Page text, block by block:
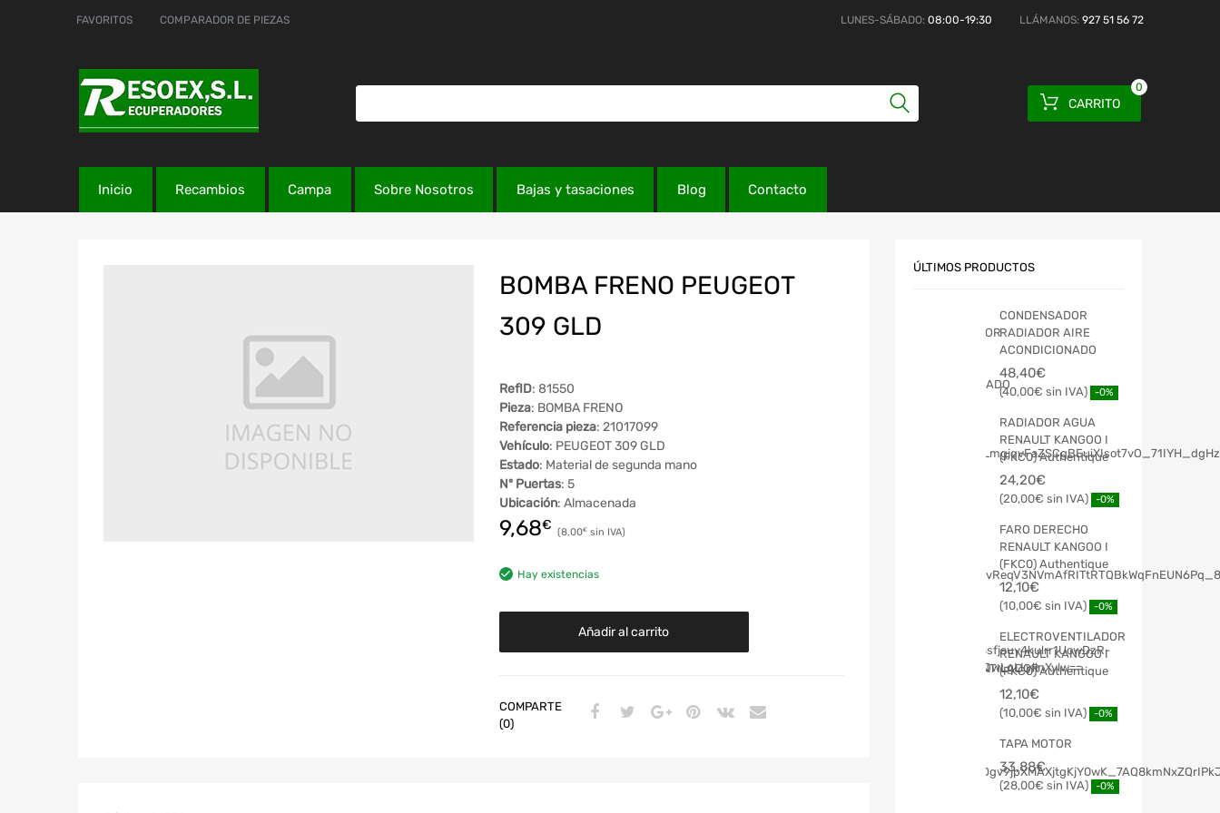
FAVORITOS COMPARADOR DE PIEZAS LUNES-SÁBADO: 08:00-19:30 LLÁMANOS: 927 51 56 72
CARRITO
0
Inicio Recambios Campa Sobre Nosotros Bajas y tasaciones Blog Contacto
BOMBA FRENO PEUGEOT
309 GLD
RefID: 81550
Pieza: BOMBA FRENO
Referencia pieza: 21017099
Vehículo: PEUGEOT 309 GLD
Estado: Material de segunda mano
Nº Puertas: 5
Ubicación: Almacenada
9,68€ 8,00€
Hay existencias
Añadir al carrito
COMPARTE
(0)
ÚLTIMOS PRODUCTOS
CONDENSADOR
RADIADOR AIRE
ACONDICIONADO
48,40€
40,00€ -0%
RADIADOR AGUA
RENAULT KANGOO I
(FKC0) Authentique
24,20€
20,00€ -0%
FARO DERECHO
RENAULT KANGOO I
(FKC0) Authentique
12,10€
10,00€ -0%
ELECTROVENTILADOR
RENAULT KANGOO I
(FKC0) Authentique
12,10€
10,00€ -0%
TAPA MOTOR
33,88€
28,00€ -0%